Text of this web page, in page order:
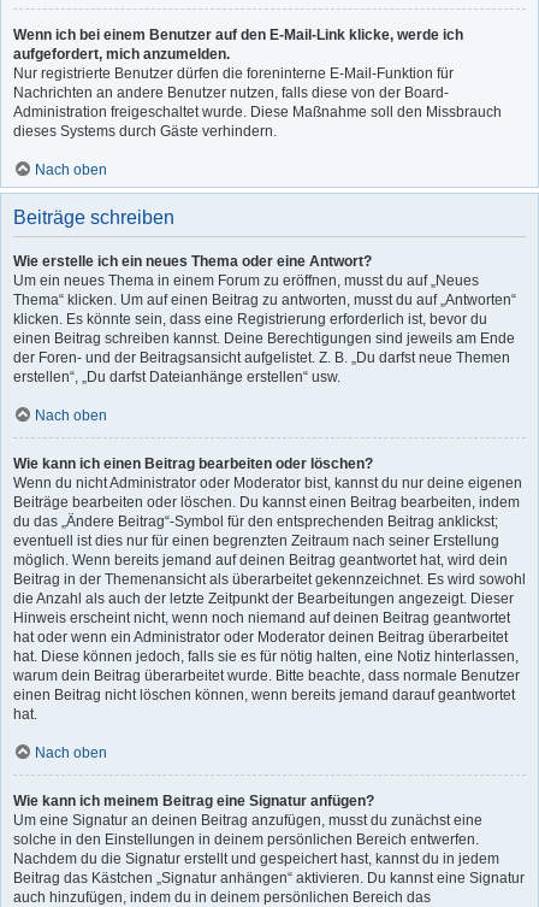
Wenn ich bei einem Benutzer auf den E-Mail-Link klicke, werde ich
aufgefordert, mich anzumelden.
Nur registrierte Benutzer dürfen die foreninterne E-Mail-Funktion für
Nachrichten an andere Benutzer nutzen, falls diese von der Board-
Administration freigeschaltet wurde. Diese Maßnahme soll den Missbrauch
dieses Systems durch Gäste verhindern.
Nach oben
Beiträge schreiben
Wie erstelle ich ein neues Thema oder eine Antwort?
Um ein neues Thema in einem Forum zu eröffnen, musst du auf „Neues
Thema“ klicken. Um auf einen Beitrag zu antworten, musst du auf „Antworten“
klicken. Es könnte sein, dass eine Registrierung erforderlich ist, bevor du
einen Beitrag schreiben kannst. Deine Berechtigungen sind jeweils am Ende
der Foren- und der Beitragsansicht aufgelistet. Z. B. „Du darfst neue Themen
erstellen“, „Du darfst Dateianhänge erstellen“ usw.
Nach oben
Wie kann ich einen Beitrag bearbeiten oder löschen?
Wenn du nicht Administrator oder Moderator bist, kannst du nur deine eigenen
Beiträge bearbeiten oder löschen. Du kannst einen Beitrag bearbeiten, indem
du das „Ändere Beitrag“-Symbol für den entsprechenden Beitrag anklickst;
eventuell ist dies nur für einen begrenzten Zeitraum nach seiner Erstellung
möglich. Wenn bereits jemand auf deinen Beitrag geantwortet hat, wird dein
Beitrag in der Themenansicht als überarbeitet gekennzeichnet. Es wird sowohl
die Anzahl als auch der letzte Zeitpunkt der Bearbeitungen angezeigt. Dieser
Hinweis erscheint nicht, wenn noch niemand auf deinen Beitrag geantwortet
hat oder wenn ein Administrator oder Moderator deinen Beitrag überarbeitet
hat. Diese können jedoch, falls sie es für nötig halten, eine Notiz hinterlassen,
warum dein Beitrag überarbeitet wurde. Bitte beachte, dass normale Benutzer
einen Beitrag nicht löschen können, wenn bereits jemand darauf geantwortet
hat.
Nach oben
Wie kann ich meinem Beitrag eine Signatur anfügen?
Um eine Signatur an deinen Beitrag anzufügen, musst du zunächst eine
solche in den Einstellungen in deinem persönlichen Bereich entwerfen.
Nachdem du die Signatur erstellt und gespeichert hast, kannst du in jedem
Beitrag das Kästchen „Signatur anhängen“ aktivieren. Du kannst eine Signatur
auch hinzufügen, indem du in deinem persönlichen Bereich das